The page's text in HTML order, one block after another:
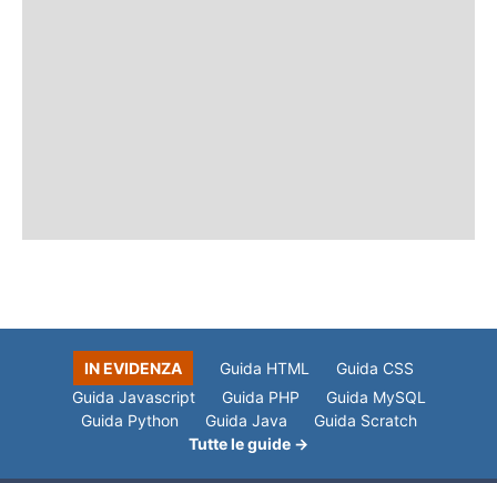
IN EVIDENZA Guida HTML
Guida CSS
Guida Javascript
Guida PHP
Guida MySQL
Guida Python
Guida Java
Guida Scratch
Tutte le guide →